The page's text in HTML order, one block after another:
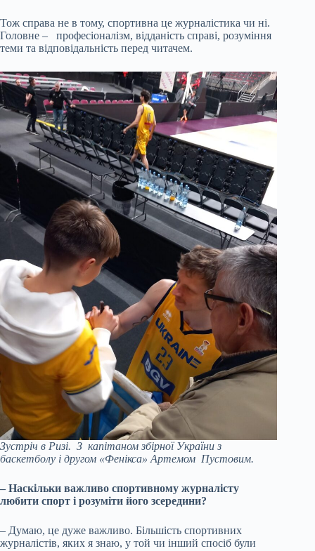
Тож справа не в тому, спортивна це журналістика чи ні.
Головне – професіоналізм, відданість справі, розуміння
теми та відповідальність перед читачем.
Зустріч в Ризі. З капітаном збірної України з
баскетболу і другом «Фенікса» Артемом Пустовим.
– Наскільки важливо спортивному журналісту
любити спорт і розуміти його зсередини?
– Думаю, це дуже важливо. Більшість спортивних
журналістів, яких я знаю, у той чи інший спосіб були